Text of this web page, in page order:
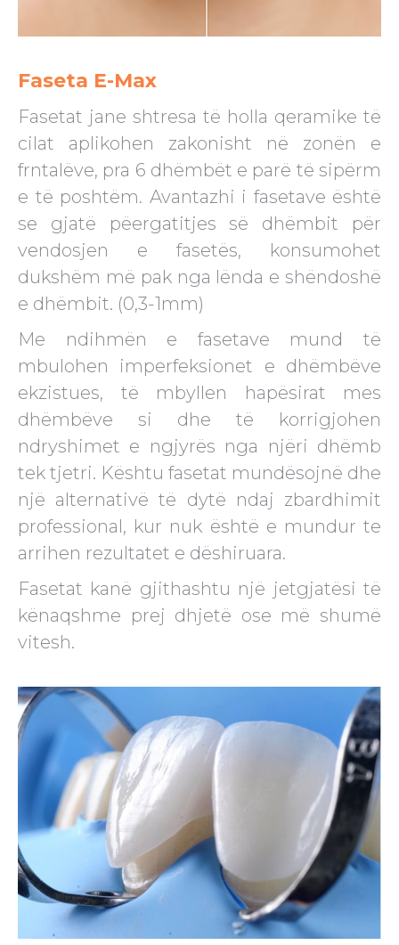
Faseta E-Max
Fasetat jane shtresa të holla qeramike të
cilat aplikohen zakonisht në zonën e
frntalëve, pra 6 dhëmbët e parë të sipërm
e të poshtëm. Avantazhi i fasetave është
se gjatë pëergatitjes së dhëmbit për
vendosjen e fasetës, konsumohet
dukshëm më pak nga lënda e shëndoshë
e dhëmbit. (0,3-1mm)
Me ndihmën e fasetave mund të
mbulohen imperfeksionet e dhëmbëve
ekzistues, të mbyllen hapësirat mes
dhëmbëve si dhe të korrigjohen
ndryshimet e ngjyrës nga njëri dhëmb
tek tjetri. Kështu fasetat mundësojnë dhe
një alternativë të dytë ndaj zbardhimit
professional, kur nuk është e mundur te
arrihen rezultatet e dëshiruara.
Fasetat kanë gjithashtu një jetgjatësi të
kënaqshme prej dhjetë ose më shumë
vitesh.